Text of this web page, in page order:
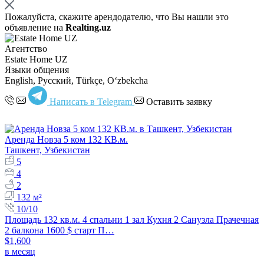
Пожалуйста, скажите арендодателю, что Вы нашли это
объявление на Realting.uz
Агентство
Estate Home UZ
Языки общения
English, Русский, Türkçe, Oʻzbekcha
Написать в Telegram Оставить заявку
Аренда Новза 5 ком 132 КВ.м.
Ташкент, Узбекистан
5
4
2
132 м²
10/10
Площадь 132 кв.м. 4 спальни 1 зал Кухня 2 Санузла Прачечная
2 балкона 1600 $ старт П…
$1,600
в месяц